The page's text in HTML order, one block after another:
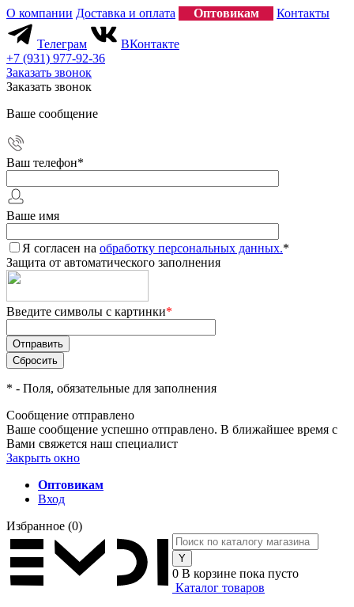
О компании Доставка и оплата Оптовикам Контакты
Телеграм
ВКонтакте
+7 (931) 977-92-36
Заказать звонок
Заказать звонок
Ваше сообщение
Ваш телефон*
Ваше имя
Я согласен на обработку персональных данных.*
Защита от автоматического заполнения
Введите символы с картинки*
* - Поля, обязательные для заполнения
Сообщение отправлено
Ваше сообщение успешно отправлено. В ближайшее время с
Вами свяжется наш специалист
Закрыть окно
Оптовикам
Вход
Избранное (0)
0 В корзине пока пусто
Каталог товаров